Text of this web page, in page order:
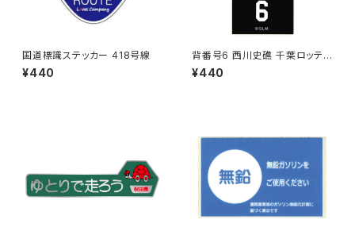
国道標識ステッカー 418号線
¥440
背番号6 西川史礁 千葉ロッテマ
リーンズ 選手ステッカー（ブラッ
クB)
¥440